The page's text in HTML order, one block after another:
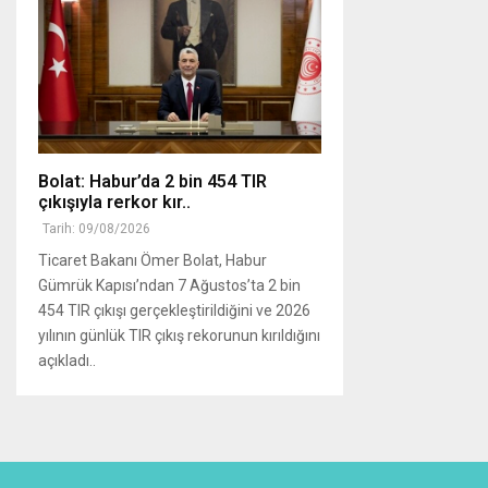
Bolat: Habur’da 2 bin 454 TIR
çıkışıyla rerkor kır..
Tarih: 09/08/2026
Ticaret Bakanı Ömer Bolat, Habur
Gümrük Kapısı’ndan 7 Ağustos’ta 2 bin
454 TIR çıkışı gerçekleştirildiğini ve 2026
yılının günlük TIR çıkış rekorunun kırıldığını
açıkladı..